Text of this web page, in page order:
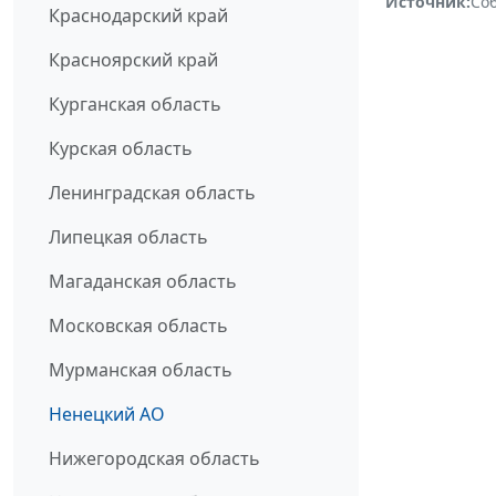
Краснодарский край
Красноярский край
Курганская область
Курская область
Ленинградская область
Липецкая область
Магаданская область
Московская область
Мурманская область
Ненецкий АО
Нижегородская область